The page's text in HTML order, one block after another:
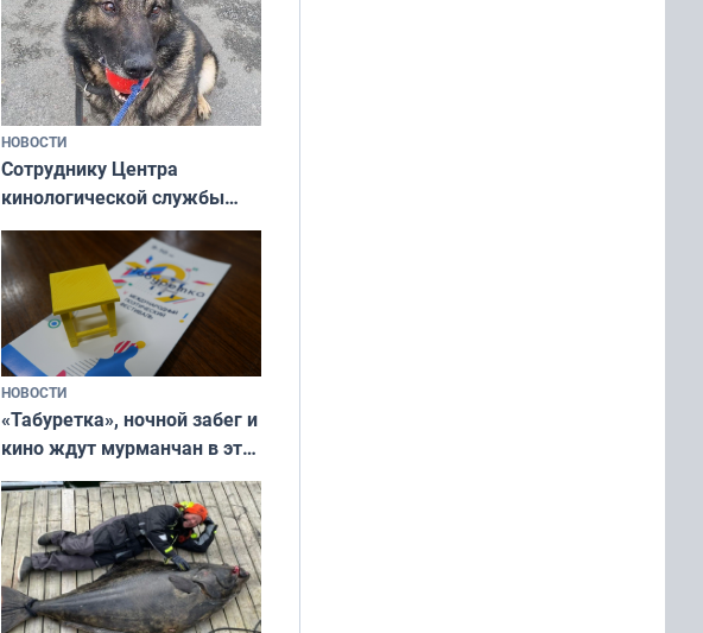
НОВОСТИ
Сотруднику Центра
кинологической службы
ищут новый дом
НОВОСТИ
«Табуретка», ночной забег и
кино ждут мурманчан в эти
выходные